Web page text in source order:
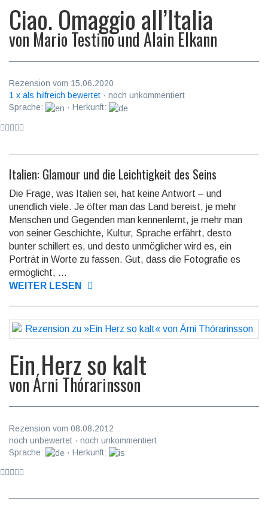
Ciao. Omaggio all’Italia
von Mario Testino und Alain Elkann
Rezension vom 15.06.2020
1 x als hilfreich bewertet · noch unkommentiert
Sprache:
· Herkunft:
Italien: Glamour und die Leichtigkeit des Seins
Die Frage, was Italien sei, hat keine Antwort – und
unendlich viele. Je öfter man das Land bereist, je mehr
Menschen und Gegenden man kennen­lernt, je mehr man
von seiner Ge­schichte, Kultur, Sprache erfährt, desto
bunter schillert es, und desto unmög­licher wird es, ein
Porträt in Worte zu fassen. Gut, dass die Fotografie es
ermöglicht, ...
WEITER LESEN
Ein Herz so kalt
vonÁrni Thórarinsson
Rezension vom 08.08.2012
noch unbewertet · noch unkommentiert
Sprache:
· Herkunft: